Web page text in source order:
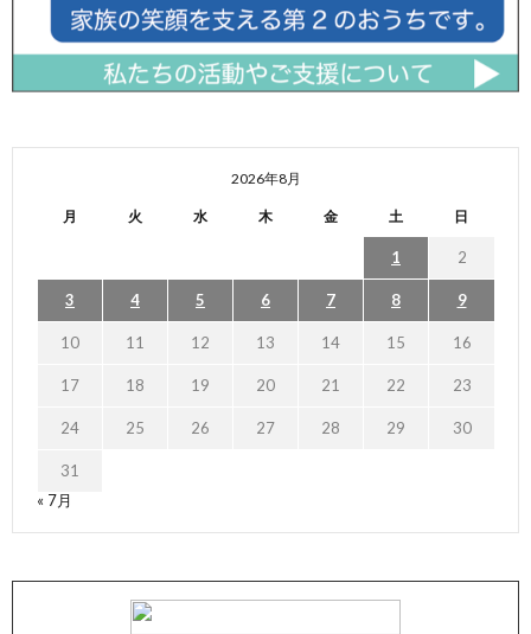
2026年8月
月 火 水 木 金 土 日
1 2
3 4 5 6 7 8 9
10 11 12 13 14 15 16
17 18 19 20 21 22 23
24 25 26 27 28 29 30
31
« 7月